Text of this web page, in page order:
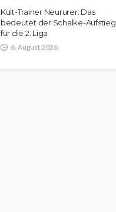
Kult-Trainer Neururer: Das
bedeutet der Schalke-Aufstieg
für die 2. Liga
6. August 2026